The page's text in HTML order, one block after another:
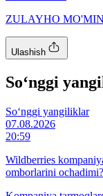
ZULAYHO
Ulashish
So‘nggi
So‘nggi yangiliklar
07.08.2026
20:59
Wildberries
omborlarini ochadimi?